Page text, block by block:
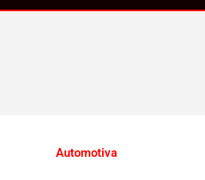
Automotiva